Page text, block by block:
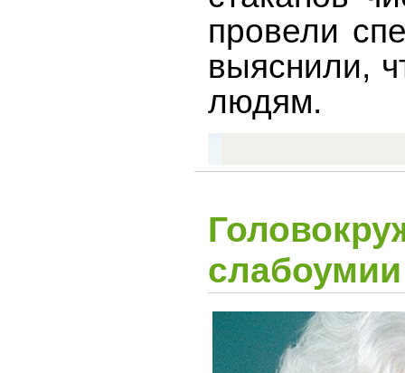
провели
выяснили,
людям.
слабоумии